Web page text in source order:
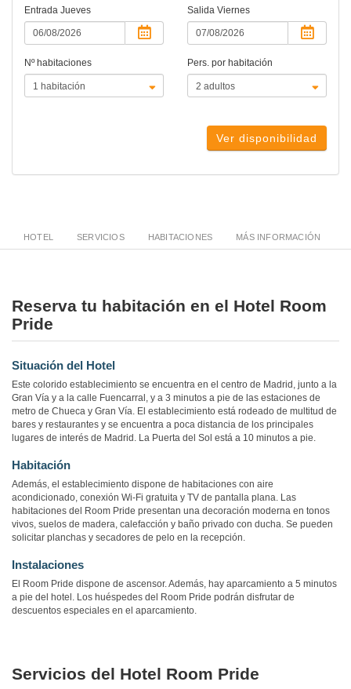
Entrada Jueves Salida Viernes
Nº habitaciones Pers. por habitación
Ver disponibilidad
HOTEL SERVICIOS HABITACIONES MÁS INFORMACIÓN
Reserva tu habitación en el Hotel Room
Pride
Situación del Hotel
Este colorido establecimiento se encuentra en el centro de Madrid, junto a la
Gran Vía y a la calle Fuencarral, y a 3 minutos a pie de las estaciones de
metro de Chueca y Gran Vía. El establecimiento está rodeado de multitud de
bares y restaurantes y se encuentra a poca distancia de los principales
lugares de interés de Madrid. La Puerta del Sol está a 10 minutos a pie.
Habitación
Además, el establecimiento dispone de habitaciones con aire
acondicionado, conexión Wi-Fi gratuita y TV de pantalla plana. Las
habitaciones del Room Pride presentan una decoración moderna en tonos
vivos, suelos de madera, calefacción y baño privado con ducha. Se pueden
solicitar planchas y secadores de pelo en la recepción.
Instalaciones
El Room Pride dispone de ascensor. Además, hay aparcamiento a 5 minutos
a pie del hotel. Los huéspedes del Room Pride podrán disfrutar de
descuentos especiales en el aparcamiento.
Servicios del Hotel Room Pride